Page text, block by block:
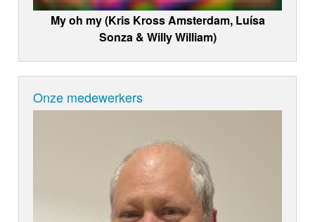
My oh my (Kris Kross Amsterdam, Luísa
Sonza & Willy William)
Onze medewerkers